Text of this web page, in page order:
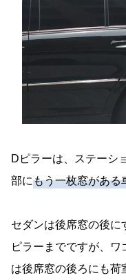
Dピラーは、ステーシ
部にもう一枚窓がある
セダンは後席窓の後に
ピラーまでですが、ワ
は後席窓の後ろにも荷